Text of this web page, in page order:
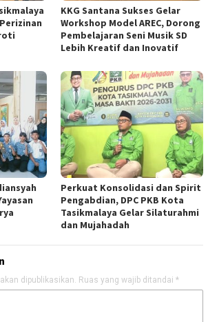
KKG Santana Sukses Gelar
Workshop Model AREC, Dorong
Pembelajaran Seni Musik SD
Lebih Kreatif dan Inovatif
Perkuat Konsolidasi dan Spirit
Pengabdian, DPC PKB Kota
Tasikmalaya Gelar Silaturahmi
dan Mujahadah
dipublikasikan. Ruas yang wajib ditandai *